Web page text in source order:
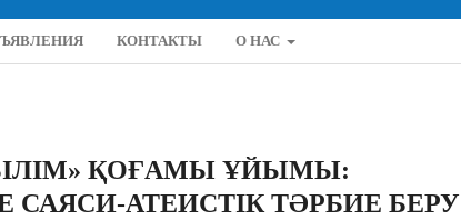
КОНТАКТЫ О НАС
ҚОҒАМЫ ҰЙЫМЫ:
АТЕИСТІК ТӘРБИЕ БЕРУ